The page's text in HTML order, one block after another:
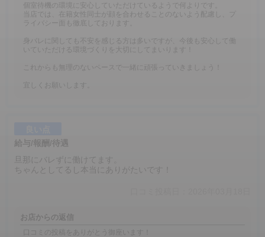
個室待機の環境に安心していただけているようで何よりです。
当店では、在籍女性同士が顔を合わせることのないよう配慮し、プ
ライバシー面も徹底しております。
身バレに関しても不安を感じる方は多いですが、今後も安心して働
いていただける環境づくりを大切にしてまいります！
これからも無理のないペースで一緒に頑張っていきましょう！
宜しくお願いします。
給与/報酬/待遇
旦那にバレずに働けてます。
ちゃんとしてるし本当にありがたいです！
お店からの返信
口コミの投稿をありがとう御座います！